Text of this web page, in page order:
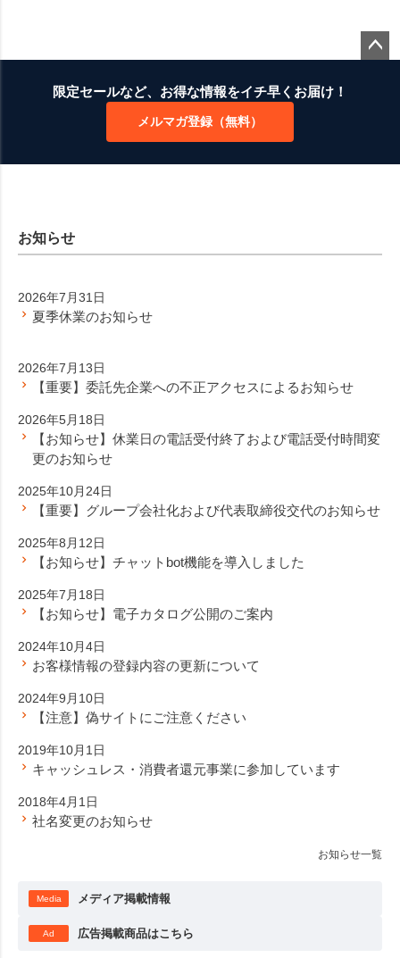
限定セールなど、お得な情報をイチ早くお届け！
メルマガ登録（無料）
お知らせ
2026年7月31日
夏季休業のお知らせ
2026年7月13日
【重要】委託先企業への不正アクセスによるお知らせ
2026年5月18日
【お知らせ】休業日の電話受付終了および電話受付時間変
更のお知らせ
2025年10月24日
【重要】グループ会社化および代表取締役交代のお知らせ
2025年8月12日
【お知らせ】チャットbot機能を導入しました
2025年7月18日
【お知らせ】電子カタログ公開のご案内
2024年10月4日
お客様情報の登録内容の更新について
2024年9月10日
【注意】偽サイトにご注意ください
2019年10月1日
キャッシュレス・消費者還元事業に参加しています
2018年4月1日
社名変更のお知らせ
お知らせ一覧
Media メディア掲載情報
Ad 広告掲載商品はこちら